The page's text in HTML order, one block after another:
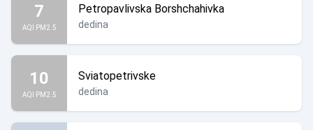
7
AQI PM2.5
Petropavlivska Borshchahivka
dedina
10
AQI PM2.5
Sviatopetrivske
dedina